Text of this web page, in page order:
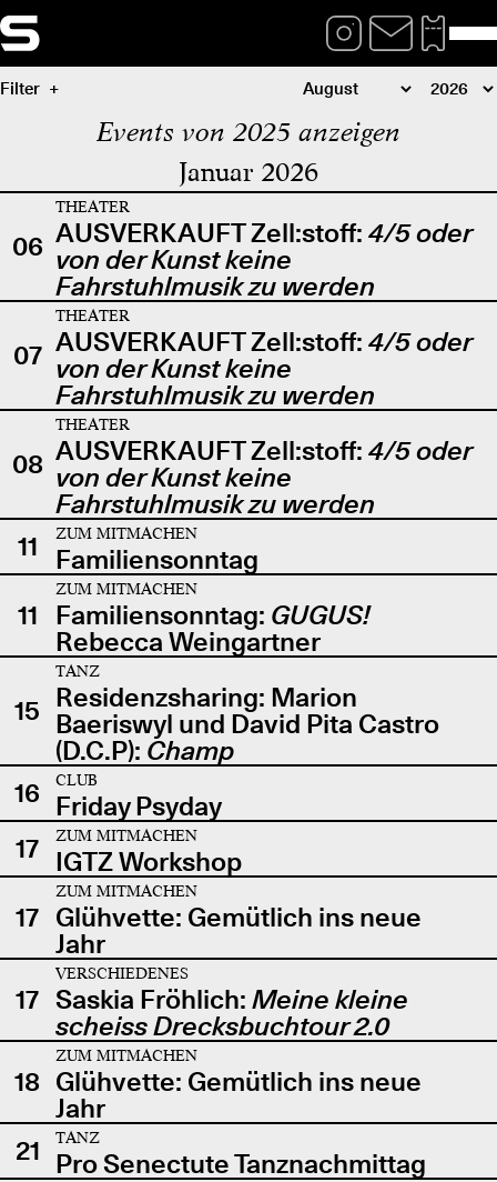
Filter
Events von 2025 anzeigen
Januar 2026
06
THEATER
AUSVERKAUFT Zell:stoff: 4/5 oder
von der Kunst keine
Fahrstuhlmusik zu werden
07
THEATER
AUSVERKAUFT Zell:stoff: 4/5 oder
von der Kunst keine
Fahrstuhlmusik zu werden
08
THEATER
AUSVERKAUFT Zell:stoff: 4/5 oder
von der Kunst keine
Fahrstuhlmusik zu werden
11
ZUM MITMACHEN
Familiensonntag
11
ZUM MITMACHEN
Familiensonntag: GUGUS!
Rebecca Weingartner
15
TANZ
Residenzsharing: Marion
Baeriswyl und David Pita Castro
(D.C.P): Champ
16
CLUB
Friday Psyday
17
ZUM MITMACHEN
IGTZ Workshop
17
ZUM MITMACHEN
Glühvette: Gemütlich ins neue
Jahr
17
VERSCHIEDENES
Saskia Fröhlich: Meine kleine
scheiss Drecksbuchtour 2.0
18
ZUM MITMACHEN
Glühvette: Gemütlich ins neue
Jahr
21
TANZ
Pro Senectute Tanznachmittag